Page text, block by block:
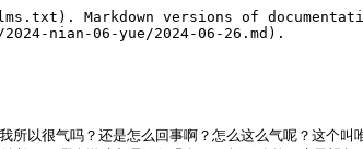
小米怎么能回应的啊？我是米粉啊，我跟你说，我是雷军的米粉啊。我刚才看你那个大本号那个金包，我就我顶着关注知道吧，结果你来个米粉，米粉小米啥家小米手机，你的麦有回音啊。

户晨风：你的麦有回音，我这有耳机吗？有没有耳机？有没有耳机？有耳机啊，有线耳机，有线耳机，有线耳机有，现在插上，现在插上，快点。

某网友：插上啊，你等我吧，你快点。

户晨风：你等。

某网友：你看看，就我给你露点，别人敢吗？我有点问题，多大岁数？

户晨风：40了，真40了？

某网友：0。

户晨风：了？真的，他们说是24岁的程序员。

某网友：谢谢啊，无所谓，我既然我敢给你开麦，我就不怕这个，你知道吗？我这个属于遗传性的，知道吗？明白吗？我既然敢这个，我就不怕这个，你赶紧插耳机，快点，别磨磨叽叽的，别磨磨叽叽的。我我平常这个哈哈哈，你等一下，等一下，不对劲，这个这个怎么弄回瘾呢？

户晨风：你快点吧，你快点吧，捅是不是不对呀？

某网友：捅是不是不对呀？啊，我走了，我走了啊。

户晨风：我走了，家里就你一个人，你还想看谁啊？我说你一个人生活吗？

某网友：你一个人生活吗？你还想看谁啊？你把耳机戴上再说。

户晨风：好听得到吗？

某网友：你说吧，听得到吗？

户晨风：听得到。

某网友：好，现在可以了，可以了，你想聊什么？

户晨风：我就我就想聊，我看你一个月挣五万，我就啥我羡慕的，我真的没想到这个。嗯，别的不想聊，我觉得聊别的都是测完不读的，都是没有用，聊这聊那的，说真的一点意义没有，真的。我就看你挣的一些，我真羡慕的，我就觉得我不是说啥，就是你能力肯定是有，这我挺嫉妒，嗯，挺嫉妒，但是你这个能力能转化成这个能生那些臂的，我想跟你啥呀？倒不是合伙干的，你得知道知道我呀，要不然我这辈子就是这样的。一个月我现在一个月，我说实话也就挣了一万一，一万不到。首先你手机别晃，手机别晃，晃得人头晕。然后你是做什么的？

某网友：做业务的。

户晨风：什么业务？聊天时成点聊，别搁这用虚头霸道。

某网友：是是是，就你卖点软件。

户晨风：是合法的软件吗？

某网友：你自己不太方便说，是不是合法的软件？

户晨风：你废话，不合法能挣点钱吗？

某网友：卖软件的少见，这个职业我知道有，但很少，什么类型的软件方便说吗？

户晨风：不能不方便说。

某网友：就是软件。

户晨风：办公软件？在哪个城市？水洋？今年到底多大岁数？这是40，40不到？

某网友：不。

户晨风：到点差点40不到28。

某网友：咱们该聊你多大岁数？

户晨风：我今年26岁，周岁。

某网友：26岁怎么了？我大你一轮。

户晨风：你多少直接说就行了。

某网友：39。

户晨风：咱们老实在的聊，别给人整虚的，39什么学历？你什么学历？你什么学历？你看你这，如果说对这些都很敏感，互联网上玩的就是真实，大家就喜欢看这些。

某网友：你什么都不愿意分享，那自然是吃不到这碗饭。是本科吗？大学有高等数学进行学习吗？

户晨风：你看行吗？这几个词行吗？基本能代表不？

某网友：基本。

户晨风：高等数学历边学微积分啥的基本吧？

某网友：行。

户晨风：三本，三本也不丢人的。你那个年代能三本也很厉害了，他那个时候如果他39岁，那他考大学是将近20多年前，也就是说2000年左右的大学生，那个时候三本很难的，非常难的。那个时候你能考上本科都算是人精了，你现在大学扩招了是吧？四个人都能上本科了，那不能一样吗？

某网友：你看你看你自己，你看你自己都说了，咱那个实在点，你自己都说了，你这个时候有点太过了。我他妈干啥玩意？啥玩意就往山门还得还成人形了？啥年代了？我先把你捧的高高的。我记得我吧，我记得我吧，那时候学习最差的他都能有大学上。我倒不是山门，山门也就也就中等吧，要排个中等吧，也就那也就能上了。

户晨风：对，我先把你捧高一点，等会让你摔的重一点，知道吧。

某网友：我先捧你，我先捧你，嘿嘿嘿。你小样的，我发现你，你这家伙，我这278岁还挺得捧得挺了，这家是啊，这家粉丝有粉丝就是牛逼，有粉丝说话就是硬气，就是牛逼啊，但你也得低调点。

户晨风：要不然你还没到说我这小样哥，我怎么不低调了？

某网友：我捧你我都不行啊？你还不低调，还把我摔得低，还把我摔着，我怕你摔吗？我都已经差不多已经到地底下了，我还怕你摔？一个小样的，你个家伙，你现在是跟哥哥说话的，你知不知道咱俩差了一顿的冷静。

户晨风：冷静啊，冷静，冷静啊。你现在卖软件的工作做多少年了？

某网友：被我怼在这家里去死熊的，没见过这样的吧？是不是约了我准备准备啊？别人家老怼那个八八八的一天这么中心冷静啊，我都不给你评那个好冷静。卖软件卖多少年了？

户晨风：兄弟啊，是这样啊，咱们我我不是不让你聊这个话题啊，咱一开始就四个儿子，第一个呢，我也没问啥，我问你干这工作干多少年了，这不正常吗？

某网友：这你这你这你分不完吗？毕业毕业十二年呗，毕业十二年多十年呗，十六年一年呗，十年那我还能超过十二年？

户晨风：就啊，嗯，可以来，我把你挂了，我重新连你啊，因为这个时间有限，我跟你你我连你你接就行。

某网友：了啊，嗯，我连他啊，嗯。

户晨风：你打毕业就开始干这个工作？

某网友：还挺爱跟我联的，体验那种被怼的感觉，还挺爱。

户晨风：跟我联，你从毕业是不是就干这个工作？

某网友：没有，那还干啥了？

户晨风：干多了去的，办运工那个搬砖的，搬砖倒不是工地搬砖。

某网友：的，感谢xxxx总建长，感谢xxxx总啊，感谢。那你现在住这个房子，你这住这房子是买的还是租的？

户晨风：你这家伙，我发现我是给你增加效果的，你给他你给我拿一个小星星也行啊，我也不